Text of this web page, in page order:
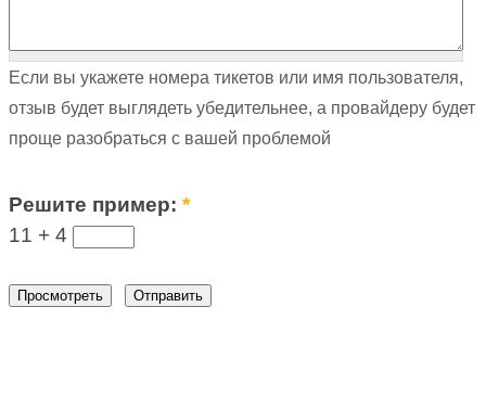
Если вы укажете номера тикетов или имя пользователя,
отзыв будет выглядеть убедительнее, а провайдеру будет
проще разобраться с вашей проблемой
Решите пример:*
11 + 4